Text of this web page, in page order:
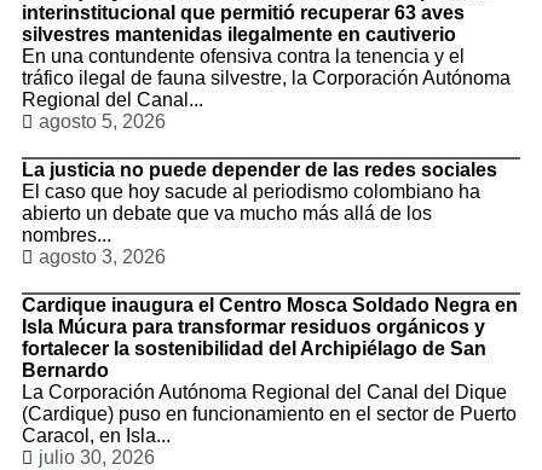
interinstitucional que permitió recuperar 63 aves
silvestres mantenidas ilegalmente en cautiverio
En una contundente ofensiva contra la tenencia y el
tráfico ilegal de fauna silvestre, la Corporación Autónoma
Regional del Canal...
agosto 5, 2026
La justicia no puede depender de las redes sociales
El caso que hoy sacude al periodismo colombiano ha
abierto un debate que va mucho más allá de los
nombres...
agosto 3, 2026
Cardique inaugura el Centro Mosca Soldado Negra en
Isla Múcura para transformar residuos orgánicos y
fortalecer la sostenibilidad del Archipiélago de San
Bernardo
La Corporación Autónoma Regional del Canal del Dique
(Cardique) puso en funcionamiento en el sector de Puerto
Caracol, en Isla...
julio 30, 2026